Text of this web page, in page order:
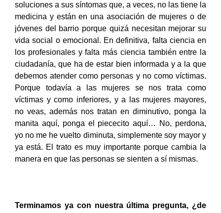
soluciones a sus síntomas que, a veces, no las tiene la
medicina y están en una asociación de mujeres o de
jóvenes del barrio porque quizá necesitan mejorar su
vida social o emocional. En definitiva, falta ciencia en
los profesionales y falta más ciencia también entre la
ciudadanía, que ha de estar bien informada y a la que
debemos atender como personas y no como víctimas.
Porque todavía a las mujeres se nos trata como
víctimas y como inferiores, y a las mujeres mayores,
no veas, además nos tratan en diminutivo, ponga la
manita aquí, ponga el piececito aquí… No, perdona,
yo no me he vuelto diminuta, simplemente soy mayor y
ya está. El trato es muy importante porque cambia la
manera en que las personas se sienten a sí mismas.
Terminamos ya con nuestra última pregunta, ¿de